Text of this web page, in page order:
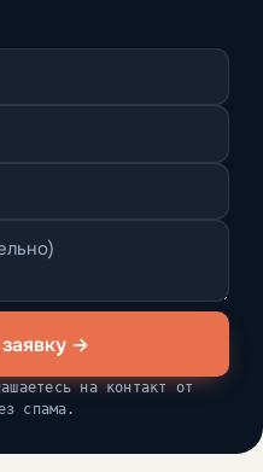
→
на контакт от
спама.